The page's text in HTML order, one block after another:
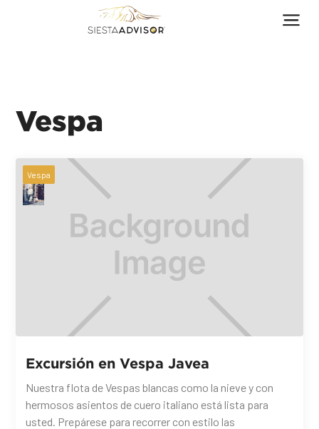
Vespa
Vespa
Excursión en Vespa Javea
Nuestra flota de Vespas blancas como la nieve y con
hermosos asientos de cuero italiano está lista para
usted. Prepárese para recorrer con estilo las